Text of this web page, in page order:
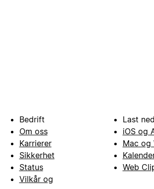
Bedrift
Om oss
Karrierer
Sikkerhet
Status
Vilkår og
Last ned
iOS og
Mac og
Web